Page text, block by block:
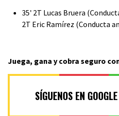
35' 2T Lucas Bruera
2T Eric Ramírez (Conducta
Juega, gana y cobra seguro
SÍGUENOS EN